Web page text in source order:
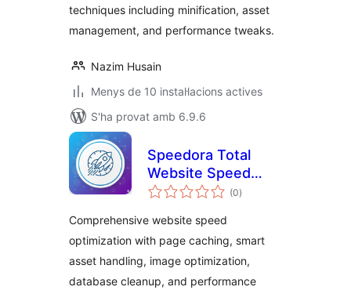
techniques including minification, asset
management, and performance tweaks.
Nazim Husain
Menys de 10 instal·lacions actives
S'ha provat amb 6.9.6
Speedora Total
Website Speed
Optimization(0puntuacions
totals
)
Comprehensive website speed
optimization with page caching, smart
asset handling, image optimization,
database cleanup, and performance